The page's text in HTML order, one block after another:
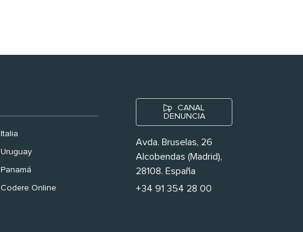
Italia
Uruguay
Panamá
Codere Online
CANAL
DENUNCIA
Avda. Bruselas, 26
Alcobendas (Madrid),
28108. España
+34 91 354 28 00